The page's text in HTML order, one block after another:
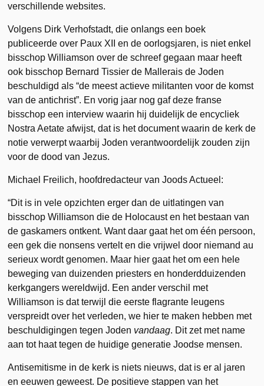
verschillende websites.
Volgens Dirk Verhofstadt, die onlangs een boek
publiceerde over Paux XII en de oorlogsjaren, is niet enkel
bisschop Williamson over de schreef gegaan maar heeft
ook bisschop Bernard Tissier de Mallerais de Joden
beschuldigd als “de meest actieve militanten voor de komst
van de antichrist”. En vorig jaar nog gaf deze franse
bisschop een interview waarin hij duidelijk de encycliek
Nostra Aetate afwijst, dat is het document waarin de kerk de
notie verwerpt waarbij Joden verantwoordelijk zouden zijn
voor de dood van Jezus.
Michael Freilich, hoofdredacteur van Joods Actueel:
“Dit is in vele opzichten erger dan de uitlatingen van
bisschop Williamson die de Holocaust en het bestaan van
de gaskamers ontkent. Want daar gaat het om één persoon,
een gek die nonsens vertelt en die vrijwel door niemand au
serieux wordt genomen. Maar hier gaat het om een hele
beweging van duizenden priesters en honderdduizenden
kerkgangers wereldwijd. Een ander verschil met
Williamson is dat terwijl die eerste flagrante leugens
verspreidt over het verleden, we hier te maken hebben met
beschuldigingen tegen Joden vandaag. Dit zet met name
aan tot haat tegen de huidige generatie Joodse mensen.
Antisemitisme in de kerk is niets nieuws, dat is er al jaren
en eeuwen geweest. De positieve stappen van het